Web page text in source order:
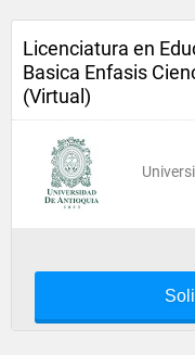
Licenciatura en
Basica Enfasis
(Virtual)